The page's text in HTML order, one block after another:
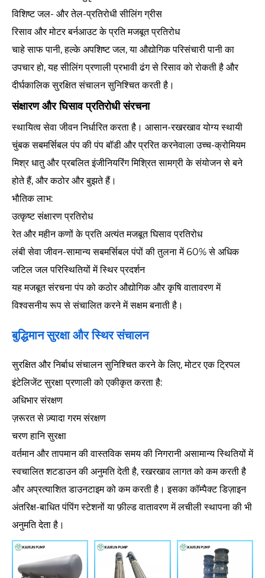
विशिष्ट जल- और तेल-प्रतिरोधी सीलिंग ग्रीस
रिसाव और मोटर बर्नआउट के प्रति मजबूत प्रतिरोध
चाहे साफ पानी, हल्के अपशिष्ट जल, या औद्योगिक परिसंचारी पानी का
उपचार हो, यह सीलिंग प्रणाली प्रभावी ढंग से रिसाव को रोकती है और
दीर्घकालिक सुरक्षित संचालन सुनिश्चित करती है।
संक्षारण और घिसाव प्रतिरोधी संरचना
स्थायित्व सेवा जीवन निर्धारित करता है। आसान-रखरखाव योग्य स्थायी
चुंबक सबमर्सिबल पंप की पंप बॉडी और प्ररित करनेवाला उच्च-क्रोमियम
मिश्र धातु और प्रबलित इंजीनियरिंग मिश्रित सामग्री के संयोजन से बने
होते हैं, और कठोर और बुझते हैं।
भौतिक लाभ:
उत्कृष्ट संक्षारण प्रतिरोध
रेत और महीन कणों के प्रति अत्यंत मजबूत घिसाव प्रतिरोध
लंबी सेवा जीवन-सामान्य सबमर्सिबल पंपों की तुलना में 60% से अधिक
जटिल जल परिस्थितियों में स्थिर प्रदर्शन
यह मजबूत संरचना पंप को कठोर औद्योगिक और कृषि वातावरण में
विश्वसनीय रूप से संचालित करने में सक्षम बनाती है।
बुद्धिमान सुरक्षा और स्थिर संचालन
सुरक्षित और निर्बाध संचालन सुनिश्चित करने के लिए, मोटर एक ट्रिपल
इंटेलिजेंट सुरक्षा प्रणाली को एकीकृत करता है:
अधिभार संरक्षण
ज़रूरत से ज़्यादा गरम संरक्षण
चरण हानि सुरक्षा
वर्तमान और तापमान की वास्तविक समय की निगरानी असामान्य स्थितियों में
स्वचालित शटडाउन की अनुमति देती है, रखरखाव लागत को कम करती है
और अप्रत्याशित डाउनटाइम को कम करती है। इसका कॉम्पैक्ट डिज़ाइन
अंतरिक्ष-बाधित पंपिंग स्टेशनों या फ़ील्ड वातावरण में लचीली स्थापना की भी
अनुमति देता है।